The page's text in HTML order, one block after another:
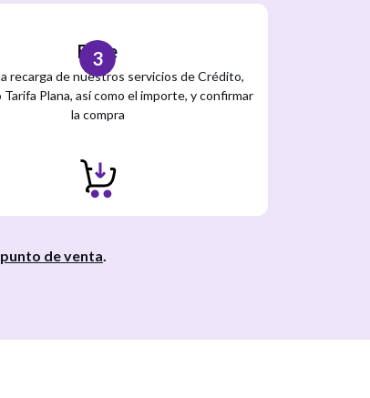
Elige
recarga de nuestros servicios de Crédito,
Plana, así como el importe, y confirmar
la compra
3
punto de venta.